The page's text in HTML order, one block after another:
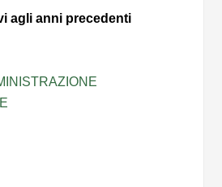
agli anni precedenti